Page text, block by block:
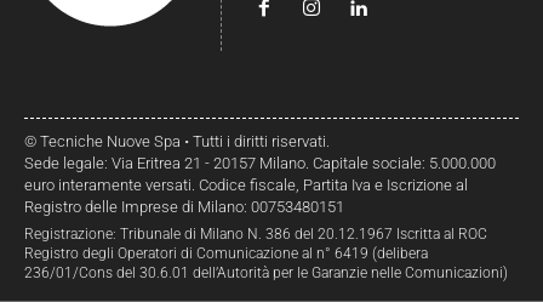
© Tecniche Nuove Spa • Tutti i diritti riservati.
Sede legale: Via Eritrea 21 - 20157 Milano. Capitale sociale: 5.000.000
euro interamente versati. Codice fiscale, Partita Iva e Iscrizione al
Registro delle Imprese di Milano: 00753480151
Registrazione: Tribunale di Milano N. 386 del 20.12.1967 Iscritta al ROC
Registro degli Operatori di Comunicazione al n° 6419 (delibera
236/01/Cons del 30.6.01 dell’Autorità per le Garanzie nelle Comunicazioni)